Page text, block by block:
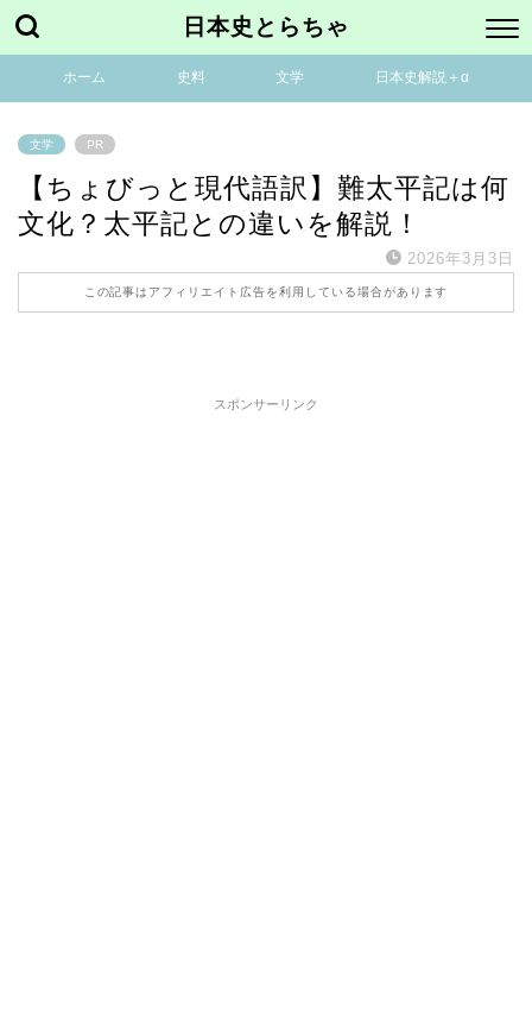
日本史とらちゃ
ホーム 史料 文学 日本史解説＋α
文学 PR
【ちょびっと現代語訳】難太平記は何
文化？太平記との違いを解説！
2026年3月3日
この記事はアフィリエイト広告を利用している場合があります
スポンサーリンク